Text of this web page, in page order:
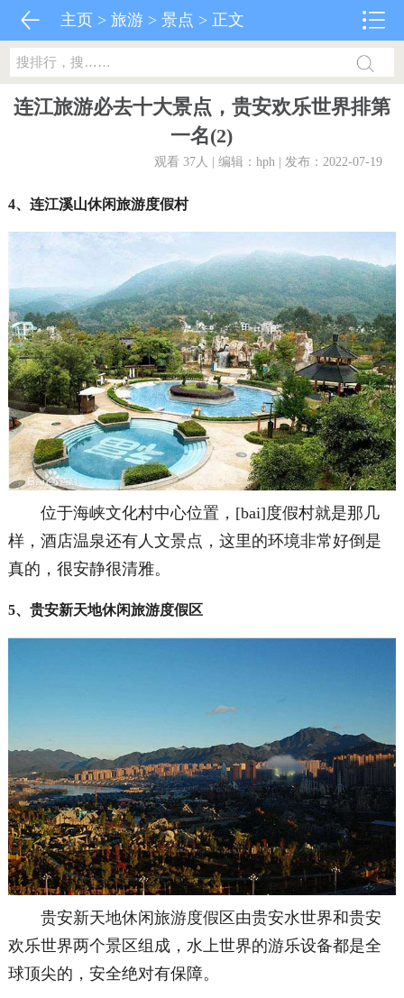
主页 >旅游 >景点 > 正文
连江旅游必去十大景点，贵安欢乐世界排第
一名(2)
观看 37人 | 编辑：hph | 发布：2022-07-19
4、连江溪山休闲旅游度假村
位于海峡文化村中心位置，[bai]度假村就是那几
样，酒店温泉还有人文景点，这里的环境非常好倒是
真的，很安静很清雅。
5、贵安新天地休闲旅游度假区
贵安新天地休闲旅游度假区由贵安水世界和贵安
欢乐世界两个景区组成，水上世界的游乐设备都是全
球顶尖的，安全绝对有保障。